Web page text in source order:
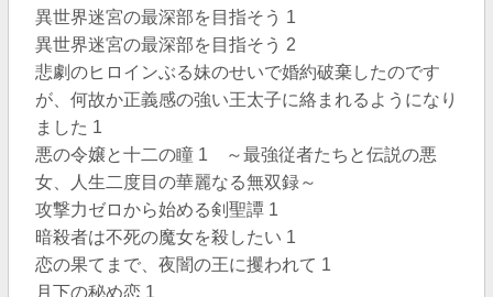
異世界迷宮の最深部を目指そう 1
異世界迷宮の最深部を目指そう 2
悲劇のヒロインぶる妹のせいで婚約破棄したのです
が、何故か正義感の強い王太子に絡まれるようになり
ました 1
悪の令嬢と十二の瞳 1 ～最強従者たちと伝説の悪
女、人生二度目の華麗なる無双録～
攻撃力ゼロから始める剣聖譚 1
暗殺者は不死の魔女を殺したい 1
恋の果てまで、夜闇の王に攫われて 1
月下の秘め恋 1